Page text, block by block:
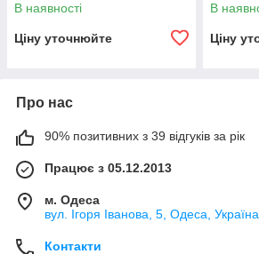
В наявності
Ціну уточнюйте
В
Ціну
Про нас
90% позитивних з 39 відгуків за рік
Працює з 05.12.2013
м. Одеса
вул. Ігоря Іванова, 5, Одеса, Україна
Контакти